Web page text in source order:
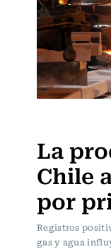
La
Chile
por
Registros
gas y agua